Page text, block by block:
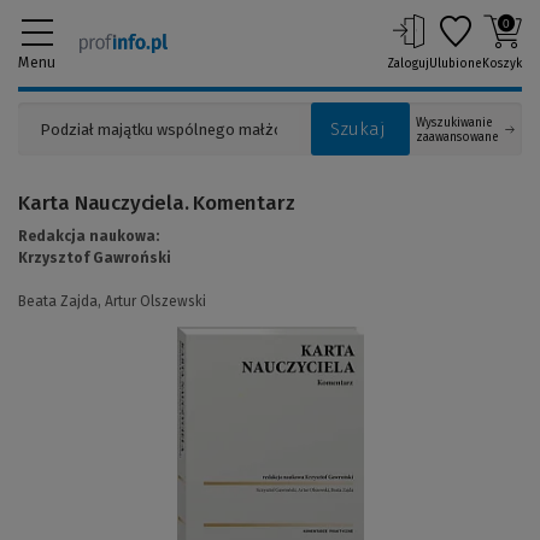
Menu
Szukaj
Wyszukiwanie
zaawansowane
ZalogujUlubione
0
Koszyk
Karta Nauczyciela. Komentarz
Redakcja naukowa:
Krzysztof Gawroński
Beata Zajda, Artur Olszewski